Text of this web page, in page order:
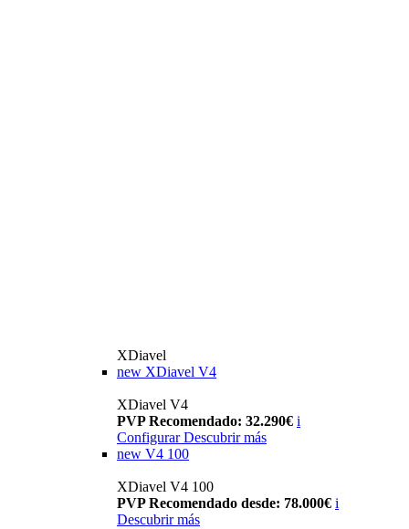
XDiavel
new XDiavel V4
XDiavel V4
PVP Recomendado: 32.290€ i
Configurar Descubrir más
new V4 100
XDiavel V4 100
PVP Recomendado desde: 78.000€ i
Descubrir más